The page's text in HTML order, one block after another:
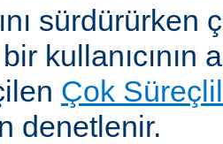
kullanıcının
Çok
denetlenir.